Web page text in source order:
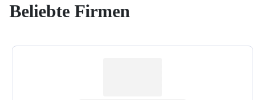
Beliebte Firmen